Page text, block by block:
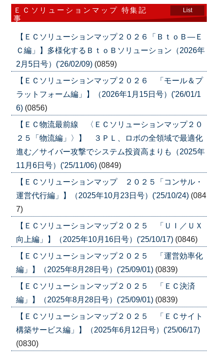
ＥＣソリューションマップ 特集記
事
List
【ＥＣソリューションマップ２０２６「ＢｔｏＢ―Ｅ
Ｃ編」】多様化するＢｔｏＢソリューション（2026年
2月5日号）('26/02/09) (0859)
【ＥＣソリューションマップ２０２６ 「モール＆プ
ラットフォーム編」】（2026年1月15日号）('26/01/1
6) (0856)
【ＥＣ物流最前線 〈ＥＣソリューションマップ２０
２５「物流編」〉】 ３ＰＬ、ロボの全領域で最適化
進む／サイバー攻撃でシステム投資高まりも（2025年
11月6日号）('25/11/06) (0849)
【ＥＣソリューションマップ ２０２５「コンサル・
運営代行編」】（2025年10月23日号）('25/10/24) (084
7)
【ＥＣソリューションマップ２０２５ 「ＵＩ／ＵＸ
向上編」】（2025年10月16日号）('25/10/17) (0846)
【ＥＣソリューションマップ２０２５ 「運営効率化
編」】（2025年8月28日号）('25/09/01) (0839)
【ＥＣソリューションマップ２０２５ 「ＥＣ決済
編」】（2025年8月28日号）('25/09/01) (0839)
【ＥＣソリューションマップ２０２５ 「ＥＣサイト
構築サービス編」】（2025年6月12日号）('25/06/17)
(0830)